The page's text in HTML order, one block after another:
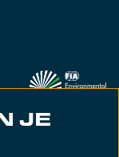
JE